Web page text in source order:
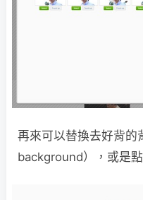
再來可以替換去好背的
background），或是